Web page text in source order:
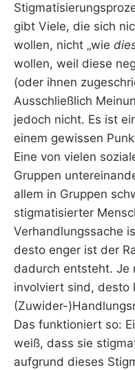
gibt Viele, die sich
wollen, nicht „wie
wollen, weil diese
(oder ihnen
Ausschließlich
jedoch nicht. Es ist
einem gewissen
Eine von vielen
Gruppen
allem in Gruppen
stigmatisierter
Verhandlungssache
desto enger ist der
dadurch entsteht. Je
involviert sind, desto
(Zuwider-
Das funktioniert so:
weiß, dass sie
aufgrund dieses